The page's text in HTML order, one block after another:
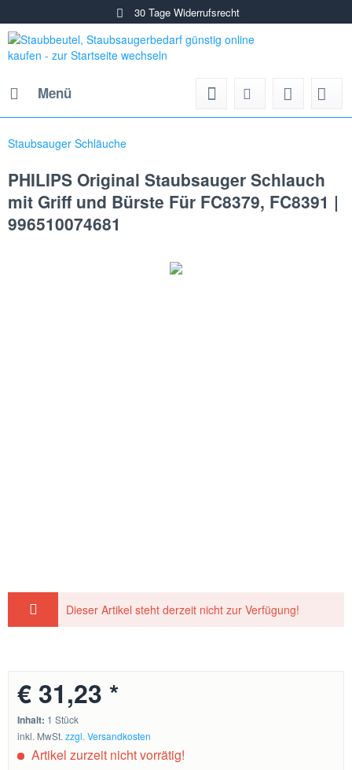
30 Tage Widerrufsrecht
Menü
Staubsauger Schläuche
PHILIPS Original Staubsauger Schlauch
mit Griff und Bürste Für FC8379, FC8391 |
996510074681
Dieser Artikel steht derzeit nicht zur Verfügung!
€ 31,23 *
Inhalt: 1 Stück
inkl. MwSt.zzgl. Versandkosten
Artikel zurzeit nicht vorrätig!